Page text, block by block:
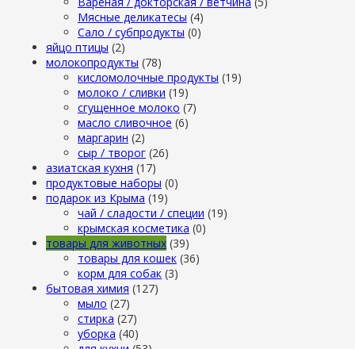
Мясные деликатесы (4)
Сало / субпродукты (0)
яйцо птицы (2)
молокопродукты (78)
кисломолочные продукты (19)
молоко / сливки (19)
сгущенное молоко (7)
масло сливочное (6)
маргарин (2)
сыр / творог (26)
азиатская кухня (17)
продуктовые наборы (0)
подарок из Крыма (19)
чай / сладости / специи (19)
крымская косметика (0)
товары для животных (39)
товары для кошек (36)
корм для собак (3)
бытовая химия (127)
мыло (27)
стирка (27)
уборка (40)